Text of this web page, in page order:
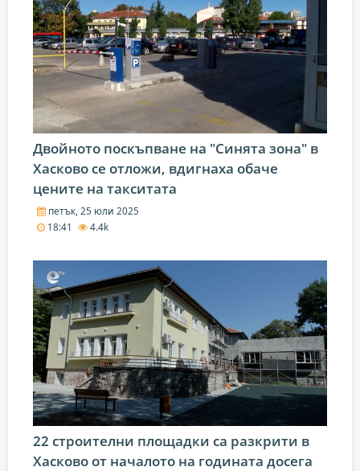
Двойното поскъпване на "Синята зона" в
Хасково се отложи, вдигнаха обаче
цените на такситата
петък, 25 юли 2025
18:41
4.4k
22 строителни площадки са разкрити в
Хасково от началото на годината досега